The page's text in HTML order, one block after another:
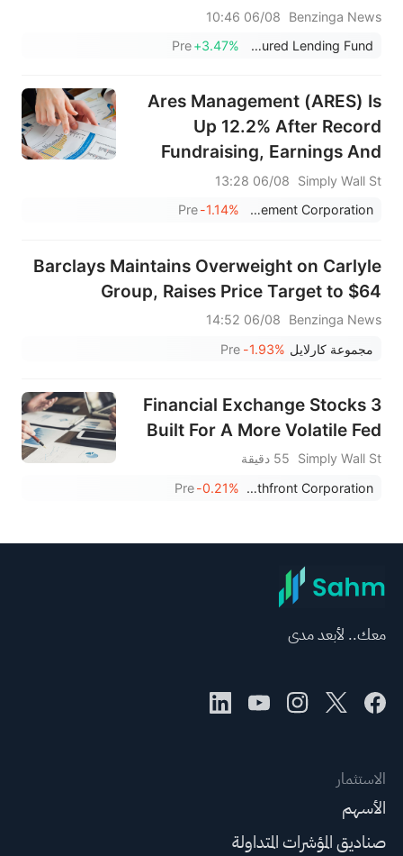
Benzinga News
06/08 10:46
Blackstone Secured Lending Fund
+3.47%
Pre
Ares Management (ARES) Is
Up 12.2% After Record
Fundraising, Earnings And
Dividends Update – Has The
Bull Case Changed?
Simply Wall St
06/08 13:28
Ares Management Corporation
-1.14%
Pre
Barclays Maintains Overweight on Carlyle
Group, Raises Price Target to $64
Benzinga News
06/08 14:52
مجموعة كارلايل -1.93%
Pre
3 Financial Exchange Stocks
Built For A More Volatile Fed
Simply Wall St
55 دقيقة
Wealthfront Corporation
-0.21%
Pre
معك.. لأبعد مدى
الاستثمار
الأسهم
صناديق المؤشرات المتداولة